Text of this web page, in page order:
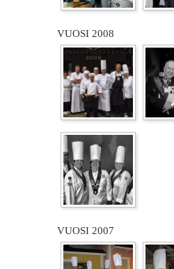
VUOSI 2008
VUOSI 2007